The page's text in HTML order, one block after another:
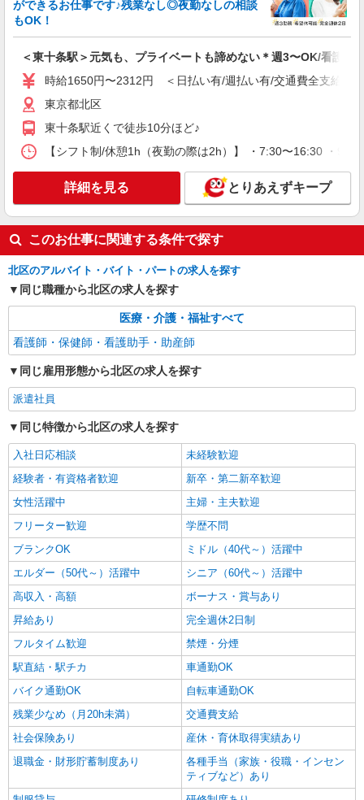
時給1500円 ◆前払い・日払い・週払いOK
東京都北区
キープ
派遣社員
株式会社kotrio /●SW-H1-1983908
東十条駅＊日勤のみ/残業なし！健康管理メイ
ンの看護スタッフ
時給2400円〜3000円＜交通費全額支給(ガソリ
ン代含む)/日払い可/週払い可＞
北区【最寄駅：東十条駅】
キープ 詳細を見る
株式会社kotrio /●SW-H1-2001196
お試し勤務OK♪赤羽駅▼病院で看護助手▼補助
作業のみ！面接なし
北区内【赤羽駅近く】
詳細を見る
ができるお仕事です♪残業なし◎夜勤なしの相談
もOK！
＜東十条駅＞元気も、プライベートも諦めない＊週3〜OK/看護助
時給1650円〜2312円 ＜日払い有/週払い有/交通費全支給(ガ
東京都北区
東十条駅近くで徒歩10分ほど♪
【シフト制/休憩1h（夜勤の際は2h）】 ・7:30〜16:30 ・
詳細を見る とりあえずキープ
このお仕事に関連する条件で探す
北区のアルバイト・バイト・パートの求人を探す
同じ職種から北区の求人を探す
医療・介護・福祉すべて
看護師・保健師・看護助手・助産師
同じ雇用形態から北区の求人を探す
派遣社員
同じ特徴から北区の求人を探す
入社日応相談
未経験歓迎
経験者・有資格者歓迎
新卒・第二新卒歓迎
女性活躍中
主婦・主夫歓迎
フリーター歓迎
学歴不問
ブランクOK
ミドル（40代～）活躍中
エルダー（50代～）活躍中
シニア（60代～）活躍中
高収入・高額
ボーナス・賞与あり
昇給あり
完全週休2日制
フルタイム歓迎
禁煙・分煙
駅直結・駅チカ
車通勤OK
バイク通勤OK
自転車通勤OK
残業少なめ（月20h未満）
交通費支給
社会保険あり
産休・育休取得実績あり
退職金・財形貯蓄制度あり
各種手当（家族・役職・インセン
ティブなど）あり